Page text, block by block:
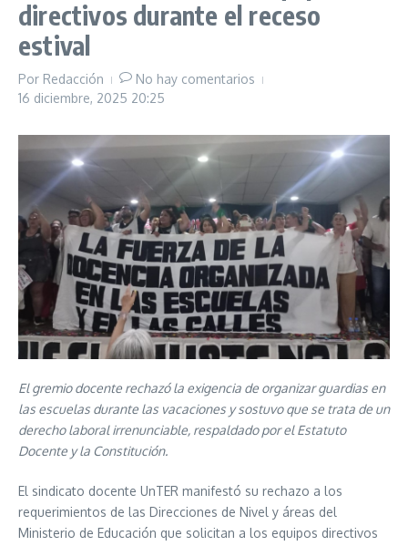
directivos durante el receso
estival
Por Redacción
No hay comentarios
16 diciembre, 2025 20:25
El gremio docente rechazó la exigencia de organizar guardias en
las escuelas durante las vacaciones y sostuvo que se trata de un
derecho laboral irrenunciable, respaldado por el Estatuto
Docente y la Constitución.
El sindicato docente UnTER manifestó su rechazo a los
requerimientos de las Direcciones de Nivel y áreas del
Ministerio de Educación que solicitan a los equipos directivos